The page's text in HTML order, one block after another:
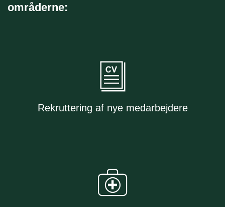
områderne:
Rekruttering af nye medarbejdere